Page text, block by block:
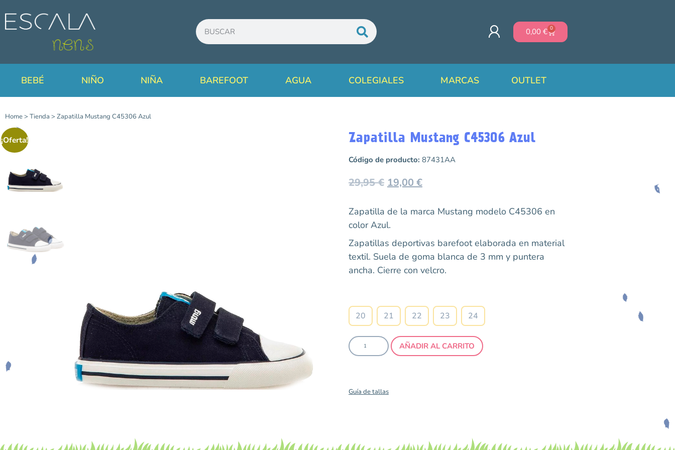
0,00 € 0
BEBÉ NIÑO NIÑA BAREFOOT AGUA COLEGIALES MARCAS OUTLET
Home> Tienda > Zapatilla Mustang C45306 Azul
¡Oferta! Zapatilla Mustang C45306 Azul
Código de producto: 87431AA
29,95€ 19,00 €
Zapatilla de la marca Mustang modelo C45306 en
color Azul.
Zapatillas deportivas barefoot elaborada en material
textil. Suela de goma blanca de 3 mm y puntera
ancha. Cierre con velcro.
20 21 22 23 24
AÑADIR AL CARRITO
Guía de tallas